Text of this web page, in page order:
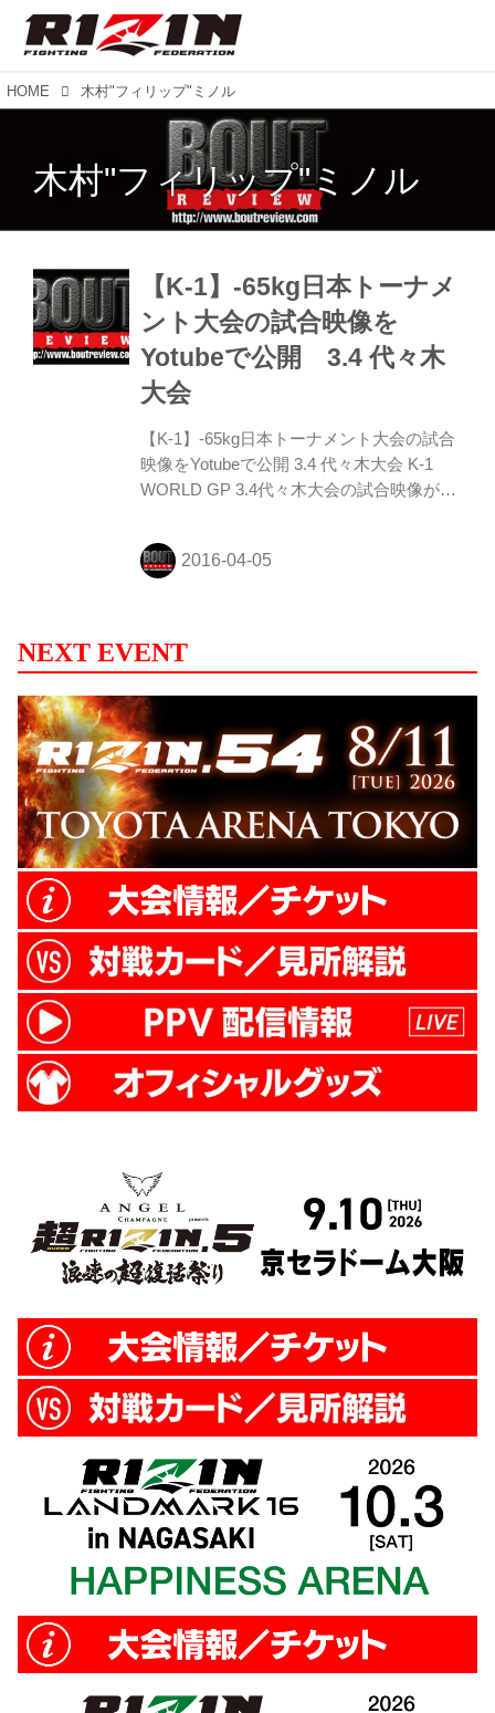
HOME 木村"フィリップ"ミノル
木村"フィリップ"ミノル
【K-1】-65kg日本トーナメ
ント大会の試合映像を
Yotubeで公開 3.4 代々木
大会
【K-1】-65kg日本トーナメント大会の試合
映像をYotubeで公開 3.4 代々木大会 K-1
WORLD GP 3.4代々木大会の試合映像が4.4
ルで公開。毎朝10時に更新予定。
NEXT EVENT